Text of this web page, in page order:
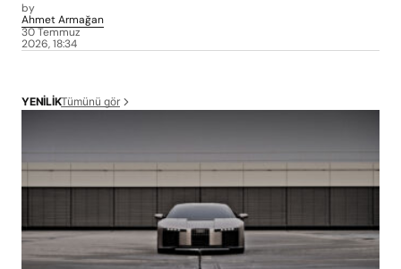
by
Ahmet Armağan
30 Temmuz
2026, 18:34
YENİLİKTümünü gör